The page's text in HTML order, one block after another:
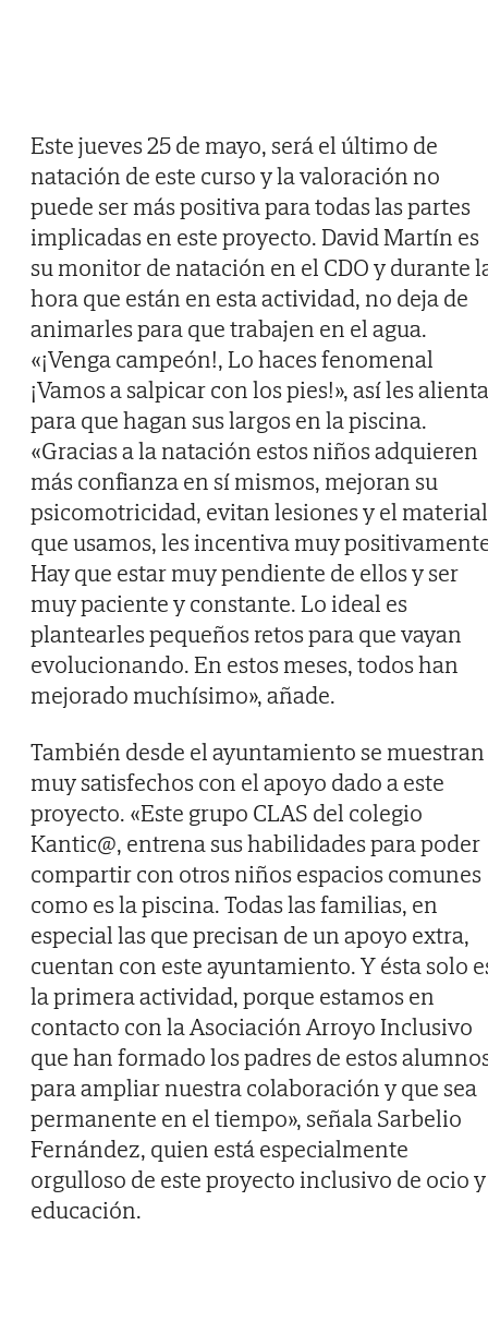
Este jueves 25 de mayo, será el último de
natación de este curso y la valoración no
puede ser más positiva para todas las partes
implicadas en este proyecto. David Martín es
su monitor de natación en el CDO y durante
hora que están en esta actividad, no deja de
animarles para que trabajen en el agua.
«¡Venga campeón!, Lo haces fenomenal
¡Vamos a salpicar con los pies!», así les alienta
para que hagan sus largos en la piscina.
«Gracias a la natación estos niños adquieren
más confianza en sí mismos, mejoran su
psicomotricidad, evitan lesiones y el material
que usamos, les incentiva muy
Hay que estar muy pendiente de ellos y ser
muy paciente y constante. Lo ideal es
plantearles pequeños retos para que vayan
evolucionando. En estos meses, todos han
mejorado muchísimo», añade.
También desde el ayuntamiento se muestran
muy satisfechos con el apoyo dado a este
proyecto. «Este grupo CLAS del colegio
Kantic@, entrena sus habilidades para poder
compartir con otros niños espacios comunes
como es la piscina. Todas las familias, en
especial las que precisan de un apoyo extra,
cuentan con este ayuntamiento. Y ésta solo
la primera actividad, porque estamos en
contacto con la Asociación Arroyo Inclusivo
que han formado los padres de estos
para ampliar nuestra colaboración y que sea
permanente en el tiempo», señala Sarbelio
Fernández, quien está especialmente
orgulloso de este proyecto inclusivo de ocio y
educación.